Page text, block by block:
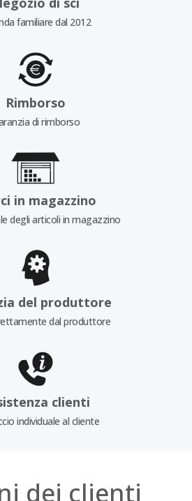
familiare dal 2012
Rimborso
di rimborso
in magazzino
degli articoli in magazzino
del produttore
dal produttore
clienti
individuale al cliente
dei clienti